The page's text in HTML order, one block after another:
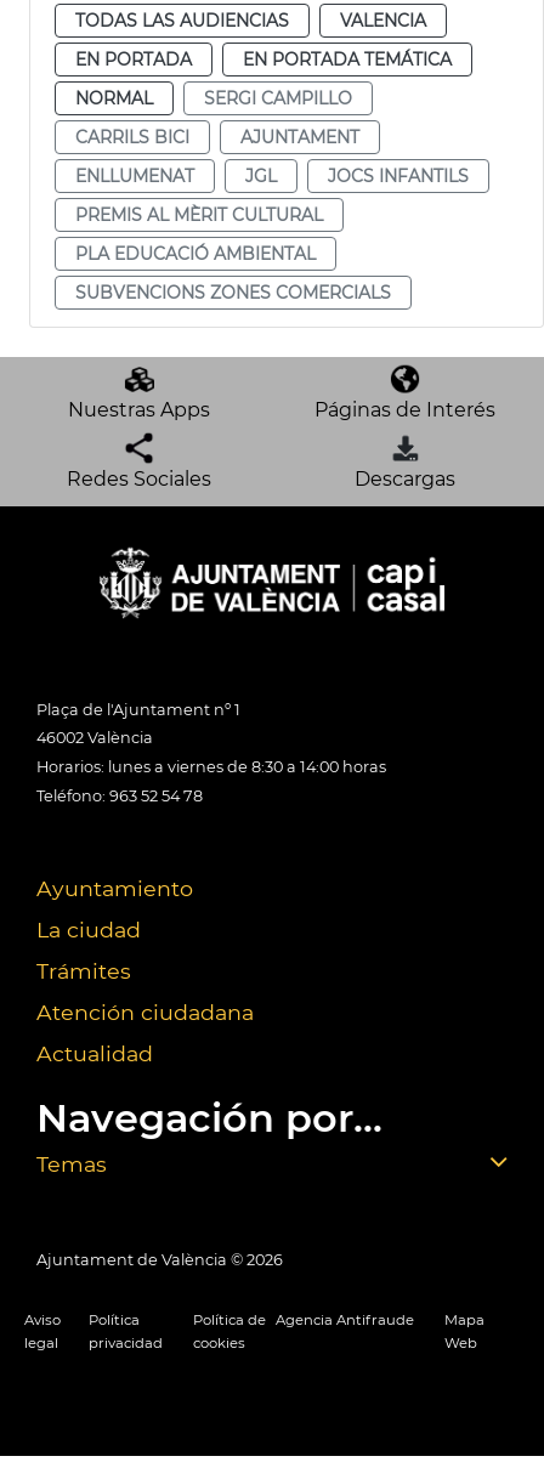
TODAS LAS AUDIENCIAS
VALENCIA
EN PORTADA
EN PORTADA TEMÁTICA
NORMAL
SERGI CAMPILLO
CARRILS BICI
AJUNTAMENT
ENLLUMENAT
JGL
JOCS INFANTILS
PREMIS AL MÈRIT CULTURAL
PLA EDUCACIÓ AMBIENTAL
SUBVENCIONS ZONES COMERCIALS
Nuestras Apps Páginas de Interés
Redes Sociales Descargas
Plaça de l'Ajuntament nº 1
46002 València
Horarios: lunes a viernes de 8:30 a 14:00 horas
Teléfono: 963 52 54 78
Ayuntamiento
La ciudad
Trámites
Atención ciudadana
Actualidad
Navegación por...
Temas
Ajuntament de València © 2026
Aviso
legal
Política
privacidad
Política de
cookies
Agencia Antifraude
Mapa
Web